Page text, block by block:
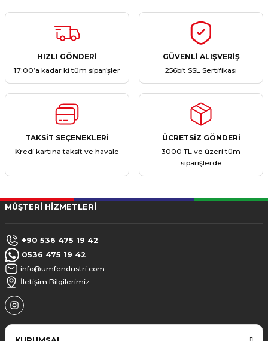
Yorum Yaz
Ürün hakkında henüz soru sorulmamış.
HIZLI GÖNDERİ
17:00’a kadar ki tüm siparişler
GÜVENLİ ALIŞVERİŞ
256bit SSL Sertifikası
TAKSİT SEÇENEKLERİ
Kredi kartına taksit ve havale
ÜCRETSİZ GÖNDERİ
3000 TL ve üzeri tüm
siparişlerde
MÜŞTERİ HİZMETLERİ
+90 536 475 19 42
0536 475 19 42
info@umfendustri.com
İletişim Bilgilerimiz